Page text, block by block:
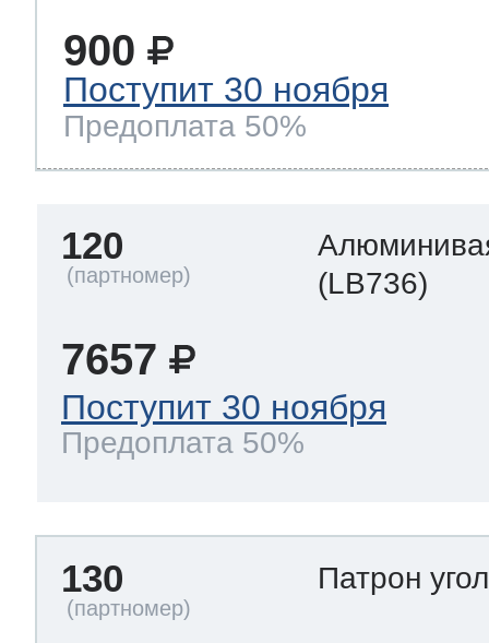
900
Поступит 30 ноября
Предоплата 50%
120
(LB736)
7657
Поступит 30 ноября
Предоплата 50%
130 Патрон